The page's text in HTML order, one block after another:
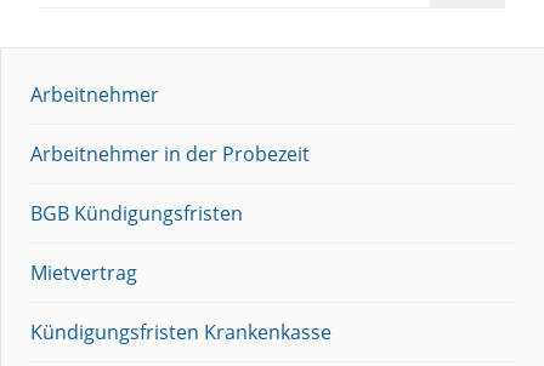
Arbeitnehmer
Arbeitnehmer in der Probezeit
BGB Kündigungsfristen
Mietvertrag
Kündigungsfristen Krankenkasse